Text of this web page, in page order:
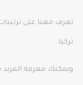
تعرف معنا على
تركيا.
ويمكنك معرفة المزيد